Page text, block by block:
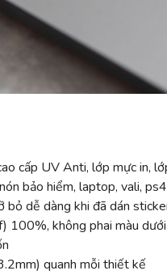
cấp UV Anti, lớp mực in,
bảo hiểm, laptop, vali,
dễ dàng khi đã dán
100%, không phai màu
quanh mỗi thiết kế